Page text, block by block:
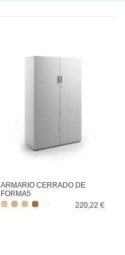
ARMARIO CERRADO DE
FORMA5
220,22 €